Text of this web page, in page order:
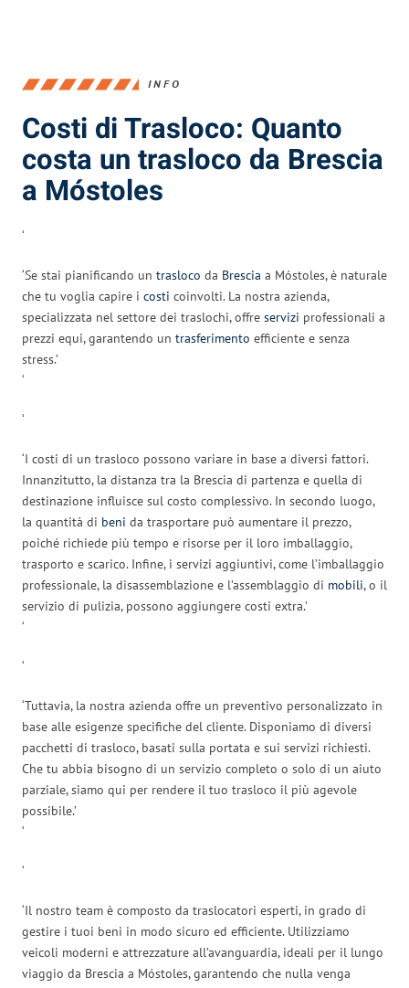
INFO
Costi di Trasloco: Quanto
costa un trasloco da Brescia
a Móstoles
‘
‘Se stai pianificando un trasloco da Brescia a Móstoles, è naturale
che tu voglia capire i costi coinvolti. La nostra azienda,
specializzata nel settore dei traslochi, offre servizi professionali a
prezzi equi, garantendo un trasferimento efficiente e senza
stress.’
‘
‘
‘I costi di un trasloco possono variare in base a diversi fattori.
Innanzitutto, la distanza tra la Brescia di partenza e quella di
destinazione influisce sul costo complessivo. In secondo luogo,
la quantità di beni da trasportare può aumentare il prezzo,
poiché richiede più tempo e risorse per il loro imballaggio,
trasporto e scarico. Infine, i servizi aggiuntivi, come l’imballaggio
professionale, la disassemblazione e l’assemblaggio di mobili, o il
servizio di pulizia, possono aggiungere costi extra.’
‘
‘
‘Tuttavia, la nostra azienda offre un preventivo personalizzato in
base alle esigenze specifiche del cliente. Disponiamo di diversi
pacchetti di trasloco, basati sulla portata e sui servizi richiesti.
Che tu abbia bisogno di un servizio completo o solo di un aiuto
parziale, siamo qui per rendere il tuo trasloco il più agevole
possibile.’
‘
‘
‘Il nostro team è composto da traslocatori esperti, in grado di
gestire i tuoi beni in modo sicuro ed efficiente. Utilizziamo
veicoli moderni e attrezzature all’avanguardia, ideali per il lungo
viaggio da Brescia a Móstoles, garantendo che nulla venga